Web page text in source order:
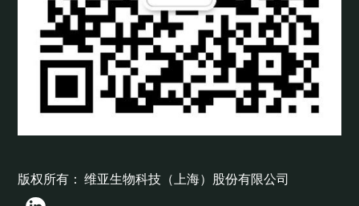
版权所有： 维亚生物科技（上海）股份有限公司